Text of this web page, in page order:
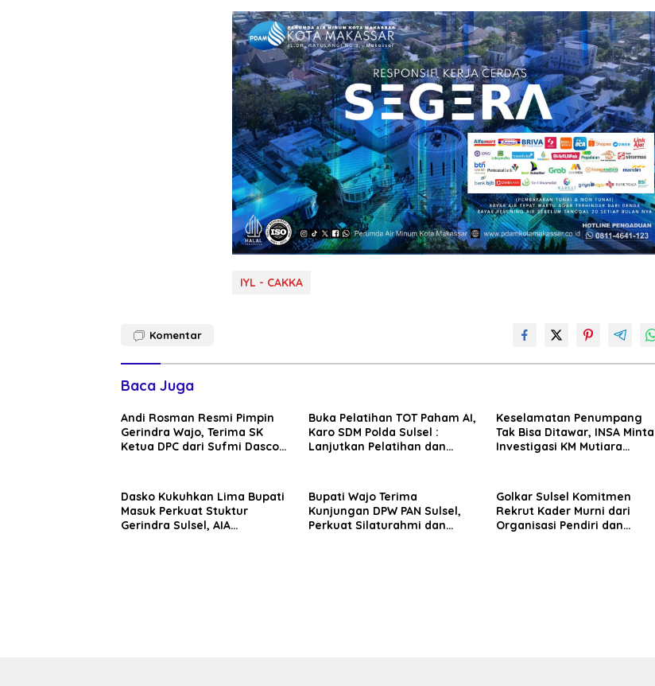
IYL - CAKKA
Komentar
Baca Juga
Andi Rosman Resmi Pimpin
Gerindra Wajo, Terima SK
Ketua DPC dari Sufmi Dasco
Buka Pelatihan TOT Paham AI,
Karo SDM Polda Sulsel :
Lanjutkan Pelatihan dan
Keselamatan Penumpang
Tak Bisa Ditawar, INSA Minta
Investigasi KM Mutiara
Dasko Kukuhkan Lima Bupati
Masuk Perkuat Stuktur
Gerindra Sulsel, AIA
Bupati Wajo Terima
Kunjungan DPW PAN Sulsel,
Perkuat Silaturahmi dan
Golkar Sulsel Komitmen
Rekrut Kader Murni dari
Organisasi Pendiri dan